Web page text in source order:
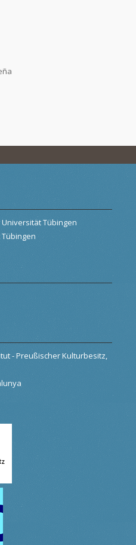
Tübingen
- Preußischer Kulturbesitz,